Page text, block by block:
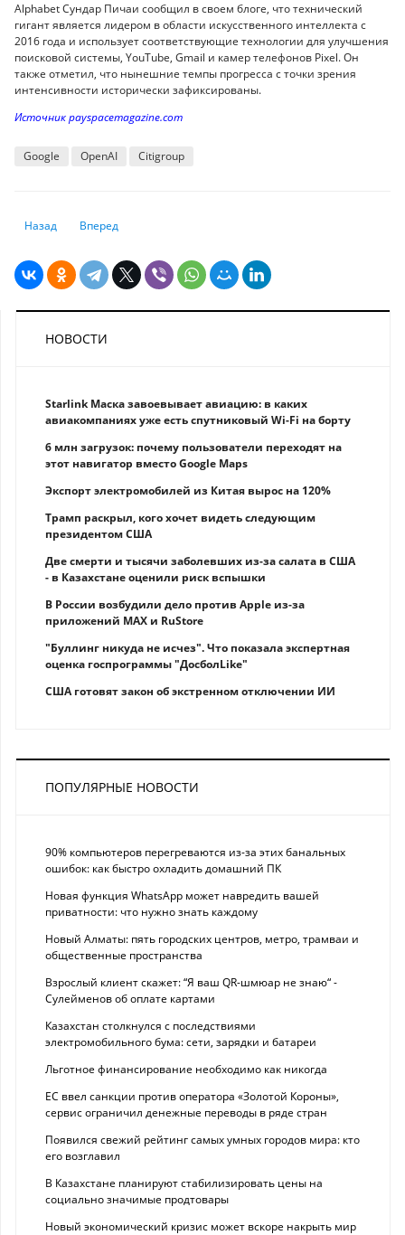
Alphabet Сундар Пичаи сообщил в своем блоге, что технический
гигант является лидером в области искусственного интеллекта с
2016 года и использует соответствующие технологии для улучшения
поисковой системы, YouTube, Gmail и камер телефонов Pixel. Он
также отметил, что нынешние темпы прогресса с точки зрения
интенсивности исторически зафиксированы.
Источник payspacemagazine.com
Google OpenAI Citigroup
Предыдущий: WhatsApp расширил возможности использования
Назад Следующий: Черви, стилеры, майнеры: какие новые виды
Вперед
НОВОСТИ
Starlink Маска завоевывает авиацию: в каких
авиакомпаниях уже есть спутниковый Wi-Fi на борту
6 млн загрузок: почему пользователи переходят на
этот навигатор вместо Google Maps
Экспорт электромобилей из Китая вырос на 120%
Трамп раскрыл, кого хочет видеть следующим
президентом США
Две смерти и тысячи заболевших из-за салата в США
- в Казахстане оценили риск вспышки
В России возбудили дело против Apple из-за
приложений MAX и RuStore
"Буллинг никуда не исчез". Что показала экспертная
оценка госпрограммы "ДосболLike"
США готовят закон об экстренном отключении ИИ
ПОПУЛЯРНЫЕ НОВОСТИ
90% компьютеров перегреваются из-за этих банальных
ошибок: как быстро охладить домашний ПК
Новая функция WhatsApp может навредить вашей
приватности: что нужно знать каждому
Новый Алматы: пять городских центров, метро, трамваи и
общественные пространства
Взрослый клиент скажет: “Я ваш QR-шмюар не знаю“ -
Сулейменов об оплате картами
Казахстан столкнулся с последствиями
электромобильного бума: сети, зарядки и батареи
Льготное финансирование необходимо как никогда
ЕС ввел санкции против оператора «Золотой Короны»,
сервис ограничил денежные переводы в ряде стран
Появился свежий рейтинг самых умных городов мира: кто
его возглавил
В Казахстане планируют стабилизировать цены на
социально значимые продтовары
Новый экономический кризис может вскоре накрыть мир